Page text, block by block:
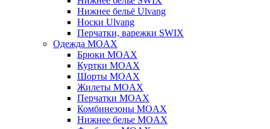
Нижнее бельё Ulvang
Носки Ulvang
Перчатки, варежки SWIX
Одежда MOAX
Брюки MOAX
Куртки MOAX
Шорты MOAX
Жилеты MOAX
Перчатки MOAX
Комбинезоны MOAX
Нижнее белье MOAX